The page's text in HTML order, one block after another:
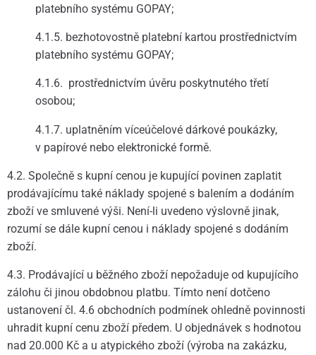
platebního systému GOPAY;
4.1.5. bezhotovostně platební kartou prostřednictvím
platebního systému GOPAY;
4.1.6. prostřednictvím úvěru poskytnutého třetí
osobou;
4.1.7. uplatněním víceúčelové dárkové poukázky,
v papírové nebo elektronické formě.
4.2. Společně s kupní cenou je kupující povinen zaplatit
prodávajícímu také náklady spojené s balením a dodáním
zboží ve smluvené výši. Není-li uvedeno výslovně jinak,
rozumí se dále kupní cenou i náklady spojené s dodáním
zboží.
4.3. Prodávající u běžného zboží nepožaduje od kupujícího
zálohu či jinou obdobnou platbu. Tímto není dotčeno
ustanovení čl. 4.6 obchodních podmínek ohledně povinnosti
uhradit kupní cenu zboží předem. U objednávek s hodnotou
nad 20.000 Kč a u atypického zboží (výroba na zakázku,